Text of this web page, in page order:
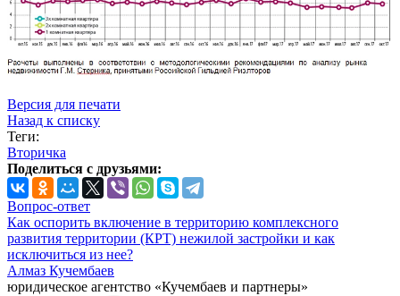
Версия для печати
Назад к списку
Теги:
Вторичка
Поделиться с друзьями:
Вопрос-ответ
Как оспорить включение в территорию комплексного
развития территории (КРТ) нежилой застройки и как
исключиться из нее?
Алмаз Кучембаев
юридическое агентство «Кучембаев и партнеры»